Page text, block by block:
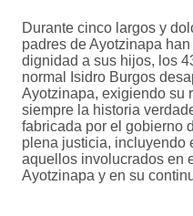
Durante cinco largos y
padres de Ayotzinapa
dignidad a sus hijos, los
normal Isidro Burgos
Ayotzinapa, exigiendo su
siempre la historia
fabricada por el gobierno
plena justicia, incluyendo
aquellos involucrados en
Ayotzinapa y en su